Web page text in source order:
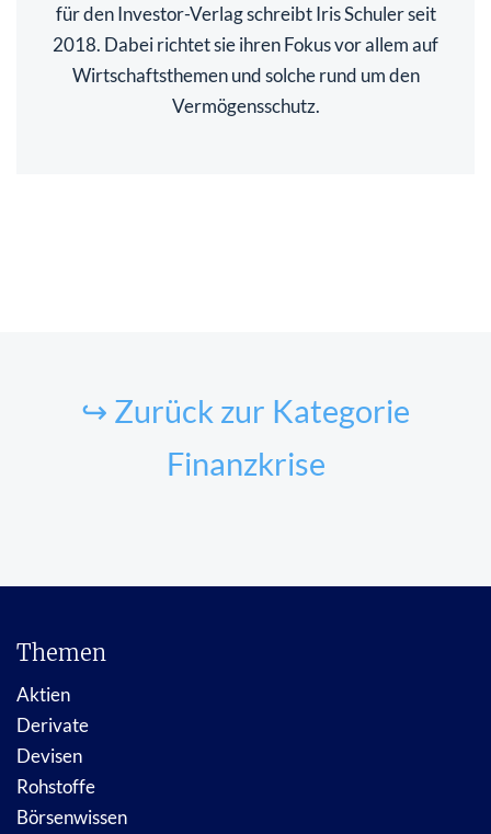
für den Investor-Verlag schreibt Iris Schuler seit
2018. Dabei richtet sie ihren Fokus vor allem auf
Wirtschaftsthemen und solche rund um den
Vermögensschutz.
↪ Zurück zur Kategorie
Finanzkrise
Themen
Aktien
Derivate
Devisen
Rohstoffe
Börsenwissen